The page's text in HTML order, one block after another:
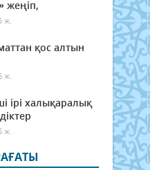
жеңіп,
ж.
қос алтын
ж.
ірі халықаралық
ж.